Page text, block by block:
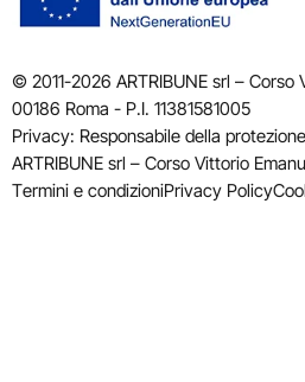
© 2011-2026 ARTRIBUNE srl – Corso
00186 Roma - P.I. 11381581005
Privacy: Responsabile della
ARTRIBUNE srl – Corso Vittorio
Termini e condizioniPrivacy Policy